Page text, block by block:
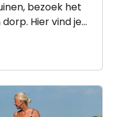
bezoek het
Hier vind je